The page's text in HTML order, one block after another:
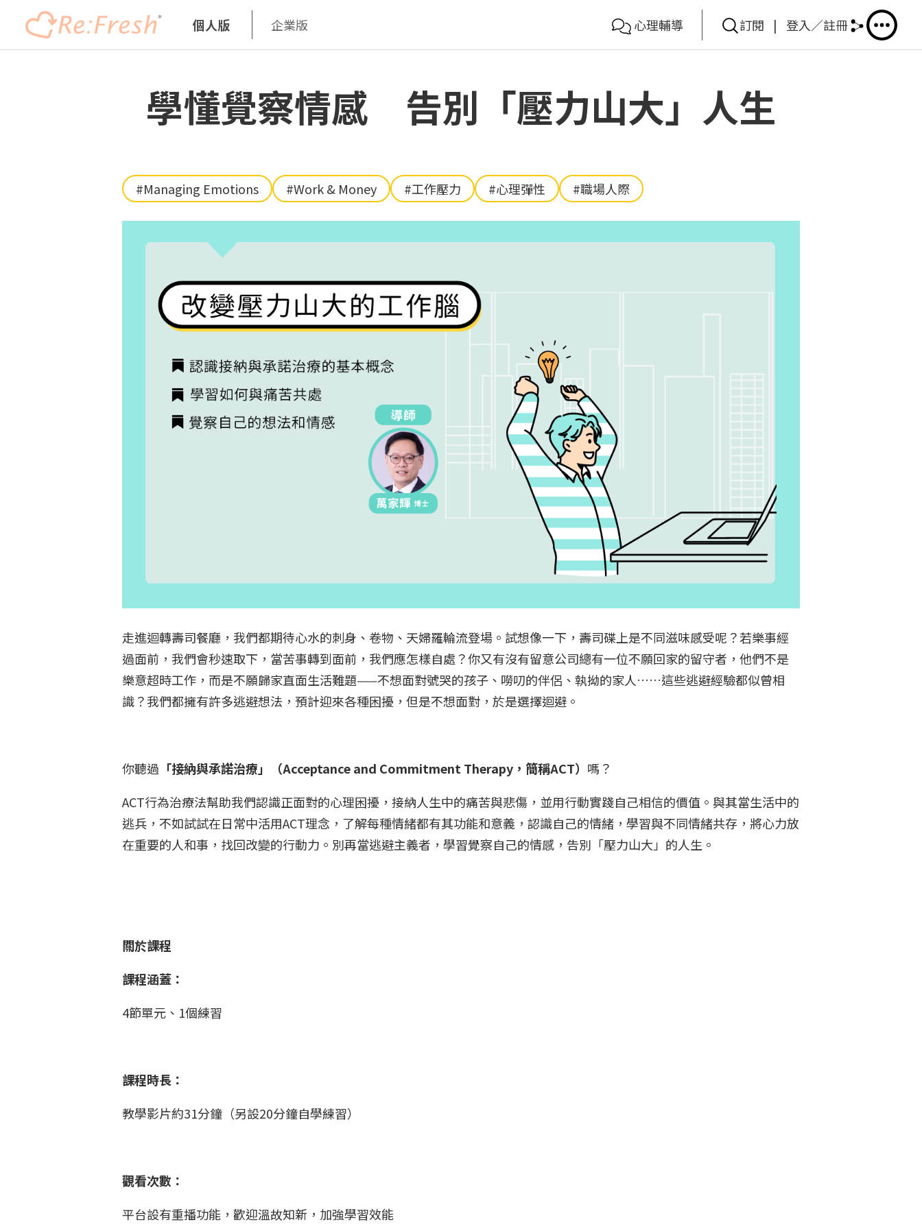
個人版 企業版 心理輔導 訂閱 | 登入／註冊
學懂覺察情感 告別「壓力山大」人生
#Managing Emotions #Work & Money #工作壓力 #心理彈性 #職場人際
走進迴轉壽司餐廳，我們都期待心水的刺身、卷物、天婦羅輪流登場。試想像一下，壽司碟上是不同滋味感受呢？若樂事經
過面前，我們會秒速取下，當苦事轉到面前，我們應怎樣自處？你又有沒有留意公司總有一位不願回家的留守者，他們不是
樂意超時工作，而是不願歸家直面生活難題——不想面對號哭的孩子、嘮叨的伴侶、執拗的家人……這些逃避經驗都似曾相
識？我們都擁有許多逃避想法，預計迎來各種困擾，但是不想面對，於是選擇迴避。
你聽過 「接納與承諾治療」（Acceptance and Commitment Therapy，簡稱ACT） 嗎？
ACT行為治療法幫助我們認識正面對的心理困擾，接納人生中的痛苦與悲傷，並用行動實踐自己相信的價值。與其當生活中的
逃兵，不如試試在日常中活用ACT理念，了解每種情緒都有其功能和意義，認識自己的情緒，學習與不同情緒共存，將心力放
在重要的人和事，找回改變的行動力。別再當逃避主義者，學習覺察自己的情感，告別「壓力山大」的人生。
關於課程
課程涵蓋：
4節單元、1個練習
課程時長：
教學影片約31分鐘（另設20分鐘自學練習）
觀看次數：
平台設有重播功能，歡迎溫故知新，加強學習效能